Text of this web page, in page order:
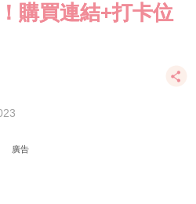
購買連結+打卡位
廣告